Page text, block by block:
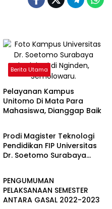
Berita Utama
Pelayanan Kampus
Unitomo Di Mata Para
Mahasiswa, Dianggap Baik
Berita Utama
Prodi Magister Teknologi
Pendidikan FIP Universitas
Dr. Soetomo Surabaya
Informasi Akademik
PENGUMUMAN
PELAKSANAAN SEMESTER
ANTARA GASAL 2022-2023